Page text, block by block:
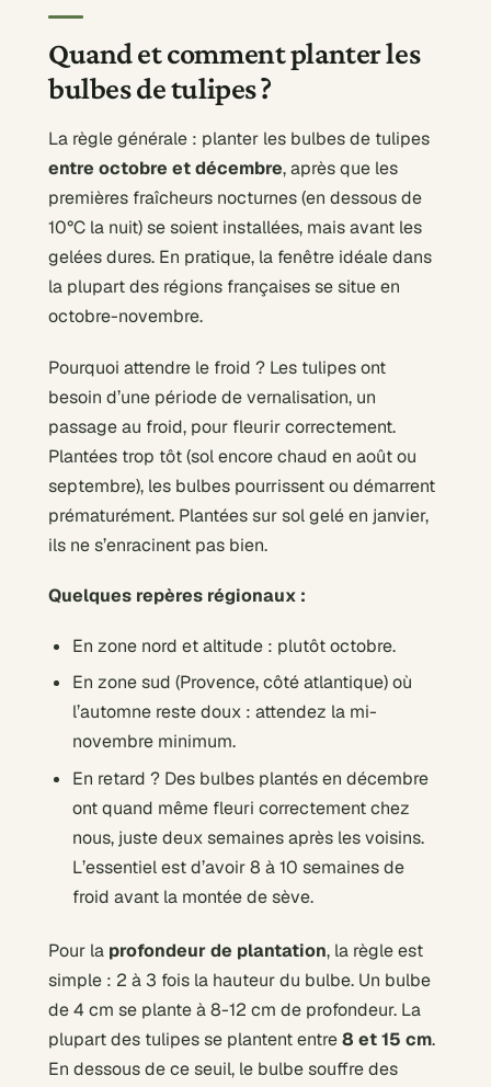
Quand et comment planter les
bulbes de tulipes ?
La règle générale : planter les bulbes de tulipes
entre octobre et décembre, après que les
premières fraîcheurs nocturnes (en dessous de
10°C la nuit) se soient installées, mais avant les
gelées dures. En pratique, la fenêtre idéale dans
la plupart des régions françaises se situe en
octobre-novembre.
Pourquoi attendre le froid ? Les tulipes ont
besoin d’une période de vernalisation, un
passage au froid, pour fleurir correctement.
Plantées trop tôt (sol encore chaud en août ou
septembre), les bulbes pourrissent ou démarrent
prématurément. Plantées sur sol gelé en janvier,
ils ne s’enracinent pas bien.
Quelques repères régionaux :
En zone nord et altitude : plutôt octobre.
En zone sud (Provence, côté atlantique) où
l’automne reste doux : attendez la mi-
novembre minimum.
En retard ? Des bulbes plantés en décembre
ont quand même fleuri correctement chez
nous, juste deux semaines après les voisins.
L’essentiel est d’avoir 8 à 10 semaines de
froid avant la montée de sève.
Pour la profondeur de plantation, la règle est
simple : 2 à 3 fois la hauteur du bulbe. Un bulbe
de 4 cm se plante à 8-12 cm de profondeur. La
plupart des tulipes se plantent entre8 et 15 cm.
En dessous de ce seuil, le bulbe souffre des